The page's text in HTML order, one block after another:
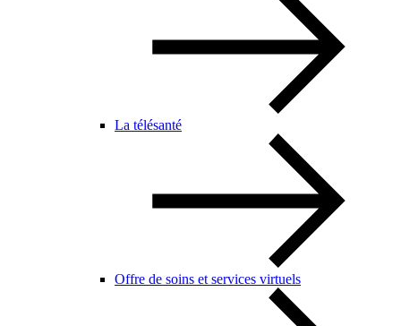
La télésanté
Offre de soins et services virtuels